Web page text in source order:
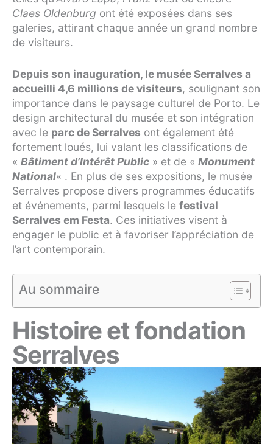
Claes Oldenburg ont été exposées dans ses
galeries, attirant chaque année un grand nombre
de visiteurs.
Depuis son inauguration, le musée Serralves a
accueilli 4,6 millions de visiteurs, soulignant son
importance dans le paysage culturel de Porto. Le
design architectural du musée et son intégration
avec le parc de Serralves ont également été
fortement loués, lui valant les classifications de
« Bâtiment d’Intérêt Public » et de « Monument
National« . En plus de ses expositions, le musée
Serralves propose divers programmes éducatifs
et événements, parmi lesquels le festival
Serralves em Festa. Ces initiatives visent à
engager le public et à favoriser l’appréciation de
l’art contemporain.
Au sommaire
Histoire et fondation
Serralves